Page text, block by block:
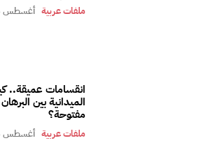
ملفات عربية أغسطس 6, 2026
انقسامات عميقة..
الميدانية بين
مفتوحة؟
ملفات عربية أغسطس 6, 2026